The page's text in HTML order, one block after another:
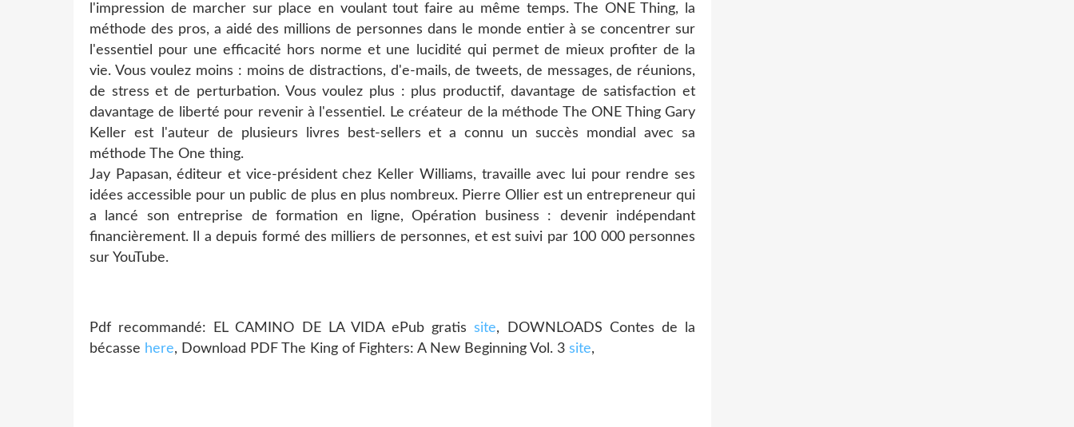
l'impression de marcher sur place en voulant tout faire au même temps. The ONE Thing, la
méthode des pros, a aidé des millions de personnes dans le monde entier à se concentrer sur
l'essentiel pour une efficacité hors norme et une lucidité qui permet de mieux profiter de la
vie. Vous voulez moins : moins de distractions, d'e-mails, de tweets, de messages, de réunions,
de stress et de perturbation. Vous voulez plus : plus productif, davantage de satisfaction et
davantage de liberté pour revenir à l'essentiel. Le créateur de la méthode The ONE Thing Gary
Keller est l'auteur de plusieurs livres best-sellers et a connu un succès mondial avec sa
méthode The One thing.
Jay Papasan, éditeur et vice-président chez Keller Williams, travaille avec lui pour rendre ses
idées accessible pour un public de plus en plus nombreux. Pierre Ollier est un entrepreneur qui
a lancé son entreprise de formation en ligne, Opération business : devenir indépendant
financièrement. Il a depuis formé des milliers de personnes, et est suivi par 100 000 personnes
sur YouTube.
Pdf recommandé: EL CAMINO DE LA VIDA ePub gratissite, DOWNLOADS Contes de la
bécasse here, Download PDF The King of Fighters: A New Beginning Vol. 3 site,